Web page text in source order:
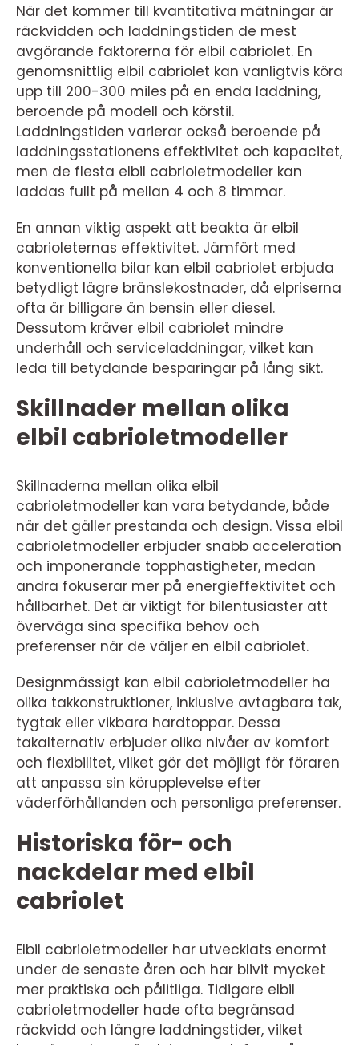
När det kommer till kvantitativa mätningar är
räckvidden och laddningstiden de mest
avgörande faktorerna för elbil cabriolet. En
genomsnittlig elbil cabriolet kan vanligtvis köra
upp till 200-300 miles på en enda laddning,
beroende på modell och körstil.
Laddningstiden varierar också beroende på
laddningsstationens effektivitet och kapacitet,
men de flesta elbil cabrioletmodeller kan
laddas fullt på mellan 4 och 8 timmar.
En annan viktig aspekt att beakta är elbil
cabrioleternas effektivitet. Jämfört med
konventionella bilar kan elbil cabriolet erbjuda
betydligt lägre bränslekostnader, då elpriserna
ofta är billigare än bensin eller diesel.
Dessutom kräver elbil cabriolet mindre
underhåll och serviceladdningar, vilket kan
leda till betydande besparingar på lång sikt.
Skillnader mellan olika
elbil cabrioletmodeller
Skillnaderna mellan olika elbil
cabrioletmodeller kan vara betydande, både
när det gäller prestanda och design. Vissa elbil
cabrioletmodeller erbjuder snabb acceleration
och imponerande topphastigheter, medan
andra fokuserar mer på energieffektivitet och
hållbarhet. Det är viktigt för bilentusiaster att
överväga sina specifika behov och
preferenser när de väljer en elbil cabriolet.
Designmässigt kan elbil cabrioletmodeller ha
olika takkonstruktioner, inklusive avtagbara tak,
tygtak eller vikbara hardtoppar. Dessa
takalternativ erbjuder olika nivåer av komfort
och flexibilitet, vilket gör det möjligt för föraren
att anpassa sin körupplevelse efter
väderförhållanden och personliga preferenser.
Historiska för- och
nackdelar med elbil
cabriolet
Elbil cabrioletmodeller har utvecklats enormt
under de senaste åren och har blivit mycket
mer praktiska och pålitliga. Tidigare elbil
cabrioletmodeller hade ofta begränsad
räckvidd och längre laddningstider, vilket